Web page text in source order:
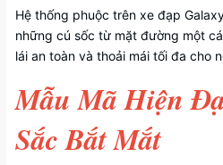
Hệ thống phuộc trên xe đạp
những cú sốc từ mặt đường một
lái an toàn và thoải mái tối đa cho
Mẫu Mã Hiện
Sắc Bắt Mắt